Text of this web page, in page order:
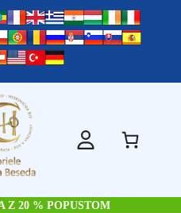
Z 20 % POPUSTOM